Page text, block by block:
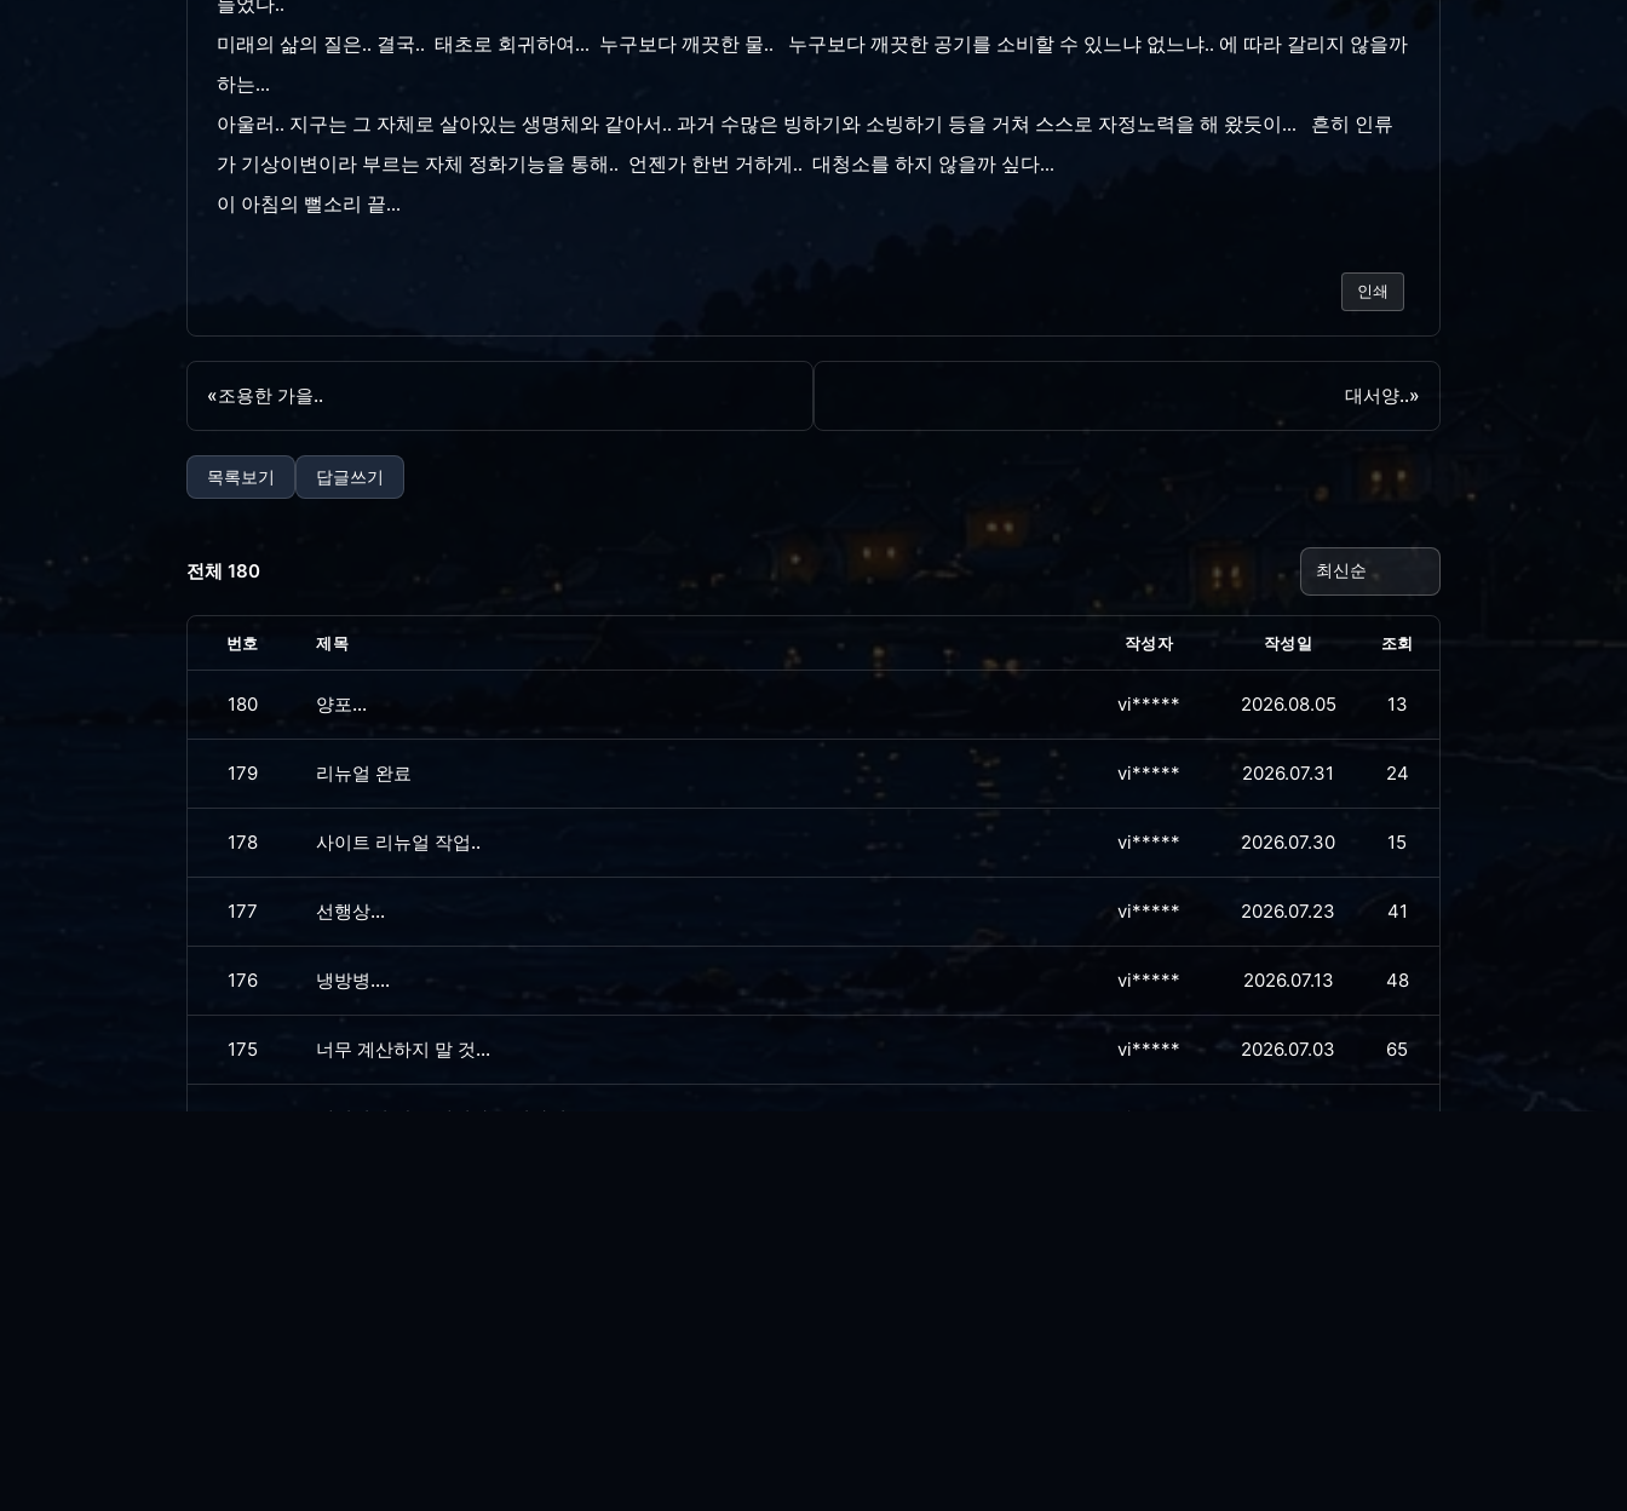
들었다..
미래의 삶의 질은.. 결국.. 태초로 회귀하여... 누구보다 깨끗한 물.. 누구보다 깨끗한 공기를 소비할 수 있느냐 없느냐.. 에 따라 갈리지 않을까
하는...
아울러.. 지구는 그 자체로 살아있는 생명체와 같아서.. 과거 수많은 빙하기와 소빙하기 등을 거쳐 스스로 자정노력을 해 왔듯이... 흔히 인류
가 기상이변이라 부르는 자체 정화기능을 통해.. 언젠가 한번 거하게.. 대청소를 하지 않을까 싶다...
이 아침의 뻘소리 끝...
인쇄
«조용한 가을.. 대서양..»
목록보기 답글쓰기
전체 180
번호 제목 작성자 작성일 조회
180 양포... vi***** 2026.08.05 13
179 리뉴얼 완료 vi***** 2026.07.31 24
178 사이트 리뉴얼 작업.. vi***** 2026.07.30 15
177 선행상... vi***** 2026.07.23 41
176 냉방병.... vi***** 2026.07.13 48
175 너무 계산하지 말 것... vi***** 2026.07.03 65
재미있지 않은 재밌다는 이야기.. vi*****